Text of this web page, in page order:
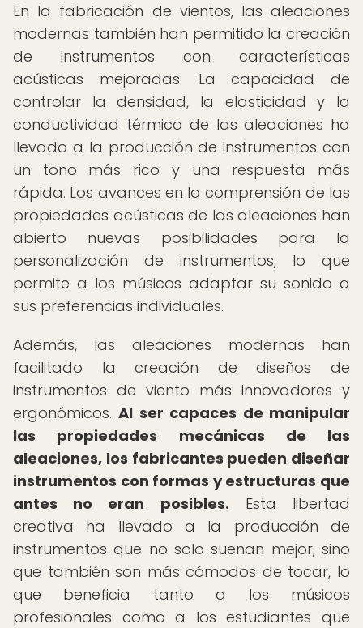
En la fabricación de vientos, las aleaciones
modernas también han permitido la creación
de instrumentos con características
acústicas mejoradas. La capacidad de
controlar la densidad, la elasticidad y la
conductividad térmica de las aleaciones ha
llevado a la producción de instrumentos con
un tono más rico y una respuesta más
rápida. Los avances en la comprensión de las
propiedades acústicas de las aleaciones han
abierto nuevas posibilidades para la
personalización de instrumentos, lo que
permite a los músicos adaptar su sonido a
sus preferencias individuales.
Además, las aleaciones modernas han
facilitado la creación de diseños de
instrumentos de viento más innovadores y
ergonómicos.Al ser capaces de manipular
las propiedades mecánicas de las
aleaciones, los fabricantes pueden diseñar
instrumentos con formas y estructuras que
antes no eran posibles. Esta libertad
creativa ha llevado a la producción de
instrumentos que no solo suenan mejor, sino
que también son más cómodos de tocar, lo
que beneficia tanto a los músicos
profesionales como a los estudiantes que